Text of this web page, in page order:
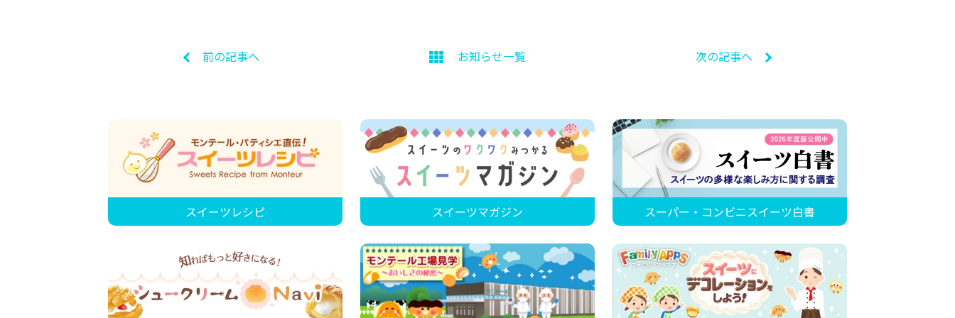
前の記事へ お知らせ一覧 次の記事へ
スイーツレシピ スイーツマガジン スーパー・コンビニスイーツ白書